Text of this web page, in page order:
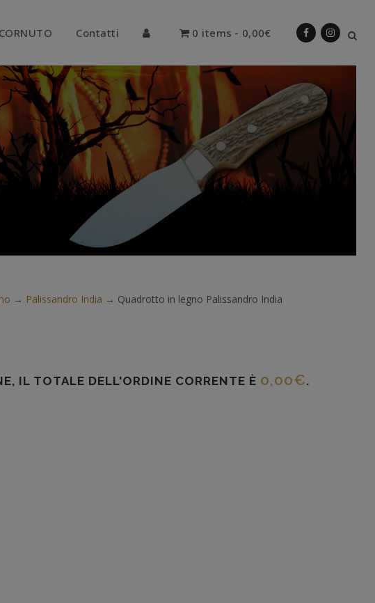
Contatti 0 items 0,00€
→ Palissandro India → Quadrotto in legno Palissandro India
IL TOTALE DELL'ORDINE CORRENTE È 0,00€.